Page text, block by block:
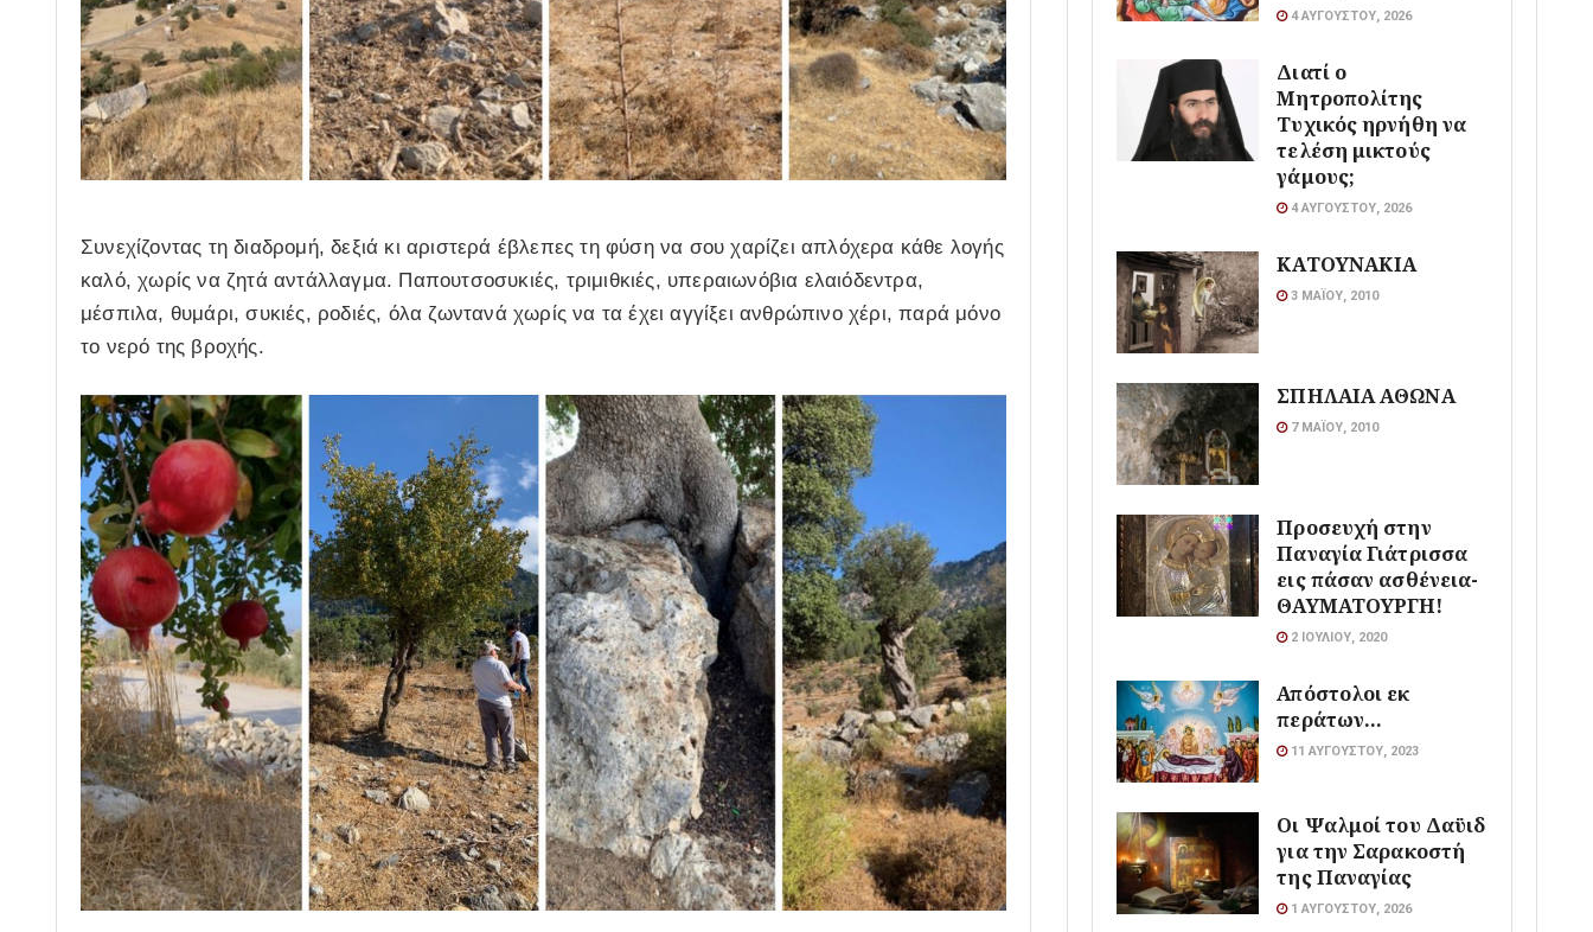
Συνεχίζοντας τη διαδρομή, δεξιά κι αριστερά έβλεπες τη φύση να σου χαρίζει απλόχερα κάθε λογής
καλό, χωρίς να ζητά αντάλλαγμα. Παπουτσοσυκιές, τριμιθκιές, υπεραιωνόβια ελαιόδεντρα,
μέσπιλα, θυμάρι, συκιές, ροδιές, όλα ζωντανά χωρίς να τα έχει αγγίξει ανθρώπινο χέρι, παρά μόνο
το νερό της βροχής.
4 ΑΥΓΟΎΣΤΟΥ, 2026
Διατί ο
Μητροπολίτης
Τυχικός ηρνήθη να
τελέση μικτούς
γάμους;
4 ΑΥΓΟΎΣΤΟΥ, 2026
ΚΑΤΟΥΝΑΚΙΑ
3 ΜΑΪ́ΟΥ, 2010
ΣΠΗΛΑΙΑ ΑΘΩΝΑ
7 ΜΑΪ́ΟΥ, 2010
Προσευχή στην
Παναγία Γιάτρισσα
εις πάσαν ασθένεια-
ΘΑΥΜΑΤΟΥΡΓΗ!
2 ΙΟΥΛΊΟΥ, 2020
Απόστολοι εκ
περάτων…
11 ΑΥΓΟΎΣΤΟΥ, 2023
Οι Ψαλμοί του Δαϋιδ
για την Σαρακοστή
της Παναγίας
1 ΑΥΓΟΎΣΤΟΥ, 2026